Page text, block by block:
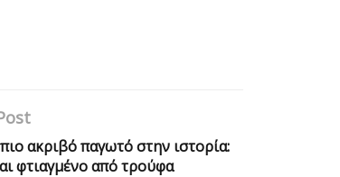
ακριβό παγωτό στην ιστορία:
φτιαγμένο από τρούφα